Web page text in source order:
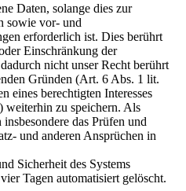
Daten, solange dies zur
sowie vor- und
erforderlich ist. Dies berührt
Einschränkung der
nicht unser Recht berührt
Gründen (Art. 6 Abs. 1 lit.
eines berechtigten Interesses
zu speichern. Als
das Prüfen und
und anderen Ansprüchen in
Sicherheit des Systems
Tagen automatisiert gelöscht.